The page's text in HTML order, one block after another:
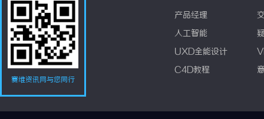
赛维资讯网与您同行
产品经理
人工智能
UXD全能设计
C4D教程